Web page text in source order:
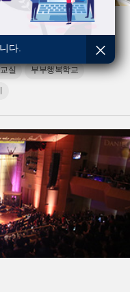
등을 담당하는 부서입니다.
실 부부행복학교
다.